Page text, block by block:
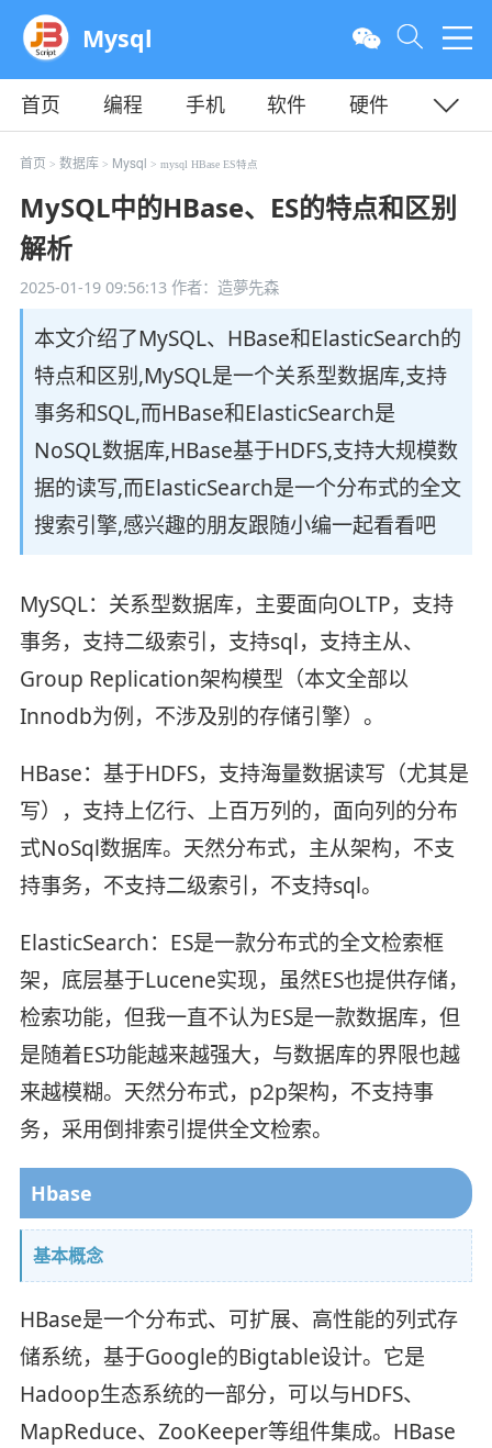
Mysql
首页 编程 手机 软件
硬件
教程
平面 服务器
首页 > 数据库> Mysql > mysql HBase ES特点
MySQL中的HBase、ES的特点和区别
解析
2025-01-19 09:56:13作者：造夢先森
本文介绍了MySQL、HBase和ElasticSearch的
特点和区别,MySQL是一个关系型数据库,支持
事务和SQL,而HBase和ElasticSearch是
NoSQL数据库,HBase基于HDFS,支持大规模数
据的读写,而ElasticSearch是一个分布式的全文
搜索引擎,感兴趣的朋友跟随小编一起看看吧
MySQL：关系型数据库，主要面向OLTP，支持
事务，支持二级索引，支持sql，支持主从、
Group Replication架构模型（本文全部以
Innodb为例，不涉及别的存储引擎）。
HBase：基于HDFS，支持海量数据读写（尤其是
写），支持上亿行、上百万列的，面向列的分布
式NoSql数据库。天然分布式，主从架构，不支
持事务，不支持二级索引，不支持sql。
ElasticSearch：ES是一款分布式的全文检索框
架，底层基于Lucene实现，虽然ES也提供存储，
检索功能，但我一直不认为ES是一款数据库，但
是随着ES功能越来越强大，与数据库的界限也越
来越模糊。天然分布式，p2p架构，不支持事
务，采用倒排索引提供全文检索。
Hbase
基本概念
HBase是一个分布式、可扩展、高性能的列式存
储系统，基于Google的Bigtable设计。它是
Hadoop生态系统的一部分，可以与HDFS、
MapReduce、ZooKeeper等组件集成。HBase